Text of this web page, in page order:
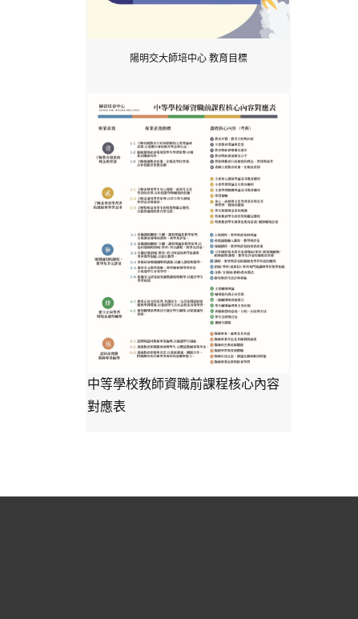
陽明交大師培中心 教育目標
中等學校教師資職前課程核心內容
對應表